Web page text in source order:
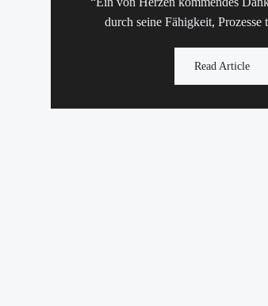
durch seine Fähigkeit,
Read Article